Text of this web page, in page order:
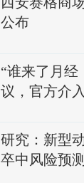
公布
“谁来了月经
议，官方介入
研究：新型
卒中风险预